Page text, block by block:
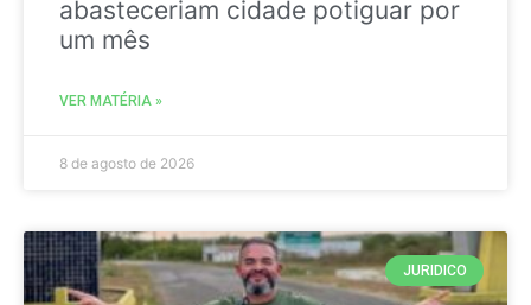
abasteceriam cidade potiguar por
um mês
VER MATÉRIA »
8 de agosto de 2026
JURIDICO